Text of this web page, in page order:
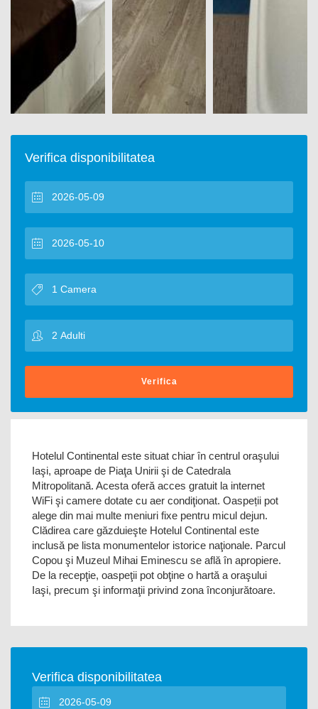
Verifica disponibilitatea
Verifica
Hotelul Continental este situat chiar în centrul oraşului
Iaşi, aproape de Piaţa Unirii şi de Catedrala
Mitropolitană. Acesta oferă acces gratuit la internet
WiFi şi camere dotate cu aer condiţionat. Oaspeții pot
alege din mai multe meniuri fixe pentru micul dejun.
Clădirea care găzduieşte Hotelul Continental este
inclusă pe lista monumentelor istorice naţionale. Parcul
Copou şi Muzeul Mihai Eminescu se află în apropiere.
De la recepţie, oaspeţii pot obţine o hartă a oraşului
Iaşi, precum şi informaţii privind zona înconjurătoare.
Verifica disponibilitatea